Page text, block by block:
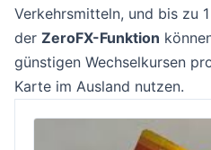
Verkehrsmitteln, und bis zu
der ZeroFX-Funktion
günstigen Wechselkursen
Karte im Ausland nutzen.